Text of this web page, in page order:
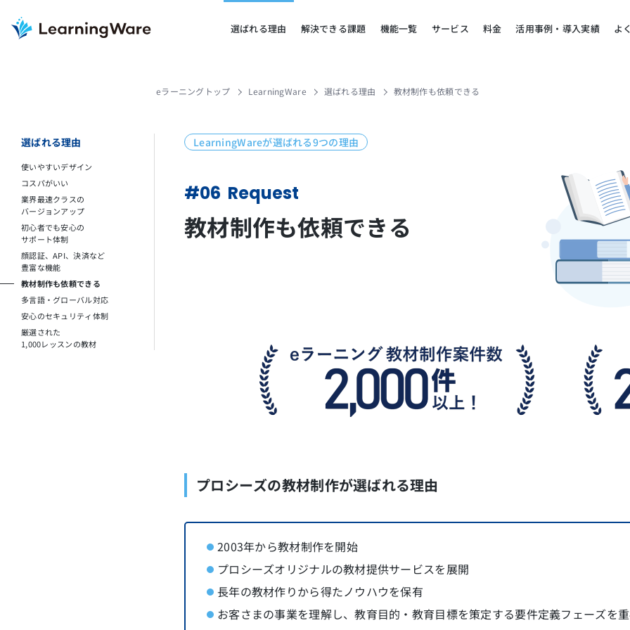
選ばれる理由 解決できる課題 機能一覧 サービス 料金 活用事例・導入実績 よ
eラーニングトップ LearningWare 選ばれる理由 教材制作も依頼できる
選ばれる理由
使いやすいデザイン
コスパがいい
業界最速クラスの
バージョンアップ
初心者でも安心の
サポート体制
顔認証、API、決済など
豊富な機能
教材制作も依頼できる
多言語・グローバル対応
安心のセキュリティ体制
厳選された
1,000レッスンの教材
LearningWareが選ばれる9つの理由
#06 Request
教材制作も依頼できる
プロシーズの教材制作が選ばれる理由
2003年から教材制作を開始
プロシーズオリジナルの教材提供サービスを展開
長年の教材作りから得たノウハウを保有
お客さまの事業を理解し、教育目的・教育目標を策定する要件定義フェーズを